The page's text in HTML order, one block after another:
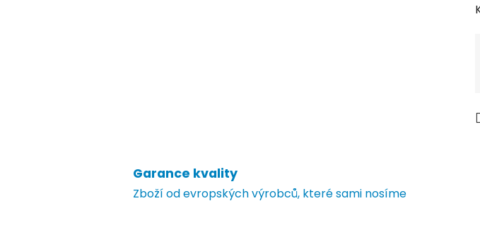
Garance kvality
Zboží od evropských výrobců, které sami nosíme